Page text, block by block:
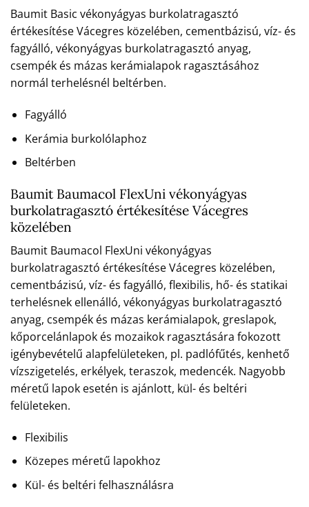
Baumit Basic vékonyágyas burkolatragasztó
értékesítése Vácegres közelében, cementbázisú, víz- és
fagyálló, vékonyágyas burkolatragasztó anyag,
csempék és mázas kerámialapok ragasztásához
normál terhelésnél beltérben.
Fagyálló
Kerámia burkolólaphoz
Beltérben
Baumit Baumacol FlexUni vékonyágyas
burkolatragasztó értékesítése Vácegres
közelében
Baumit Baumacol FlexUni vékonyágyas
burkolatragasztó értékesítése Vácegres közelében,
cementbázisú, víz- és fagyálló, flexibilis, hő- és statikai
terhelésnek ellenálló, vékonyágyas burkolatragasztó
anyag, csempék és mázas kerámialapok, greslapok,
kőporcelánlapok és mozaikok ragasztására fokozott
igénybevételű alapfelületeken, pl. padlófűtés, kenhető
vízszigetelés, erkélyek, teraszok, medencék. Nagyobb
méretű lapok esetén is ajánlott, kül- és beltéri
felületeken.
Flexibilis
Közepes méretű lapokhoz
Kül- és beltéri felhasználásra